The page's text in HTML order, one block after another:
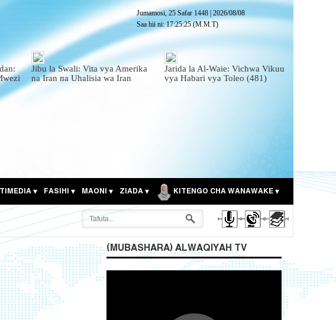
Jumamosi, 25 Safar 1448 2026/08/08
Saa hii ni:17:25:27(M.M.T)
Jibu la Swali: Vita vya Amerika
na Iran na Uhalisia wa Iran
Jarida la Al-Waie: Vichwa Vikuu
vya Habari vya Toleo (481)
FASIHI MAONI ZIADA KITENGO CHA WANAWAKE
(MUBASHARA) ALWAQIYAH TV